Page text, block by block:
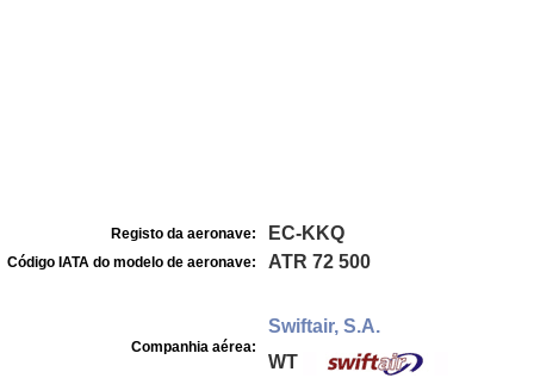
Registo da aeronave: EC-KKQ
Código IATA do modelo de aeronave: ATR 72 500
Companhia aérea:
Swiftair, S.A.
WT